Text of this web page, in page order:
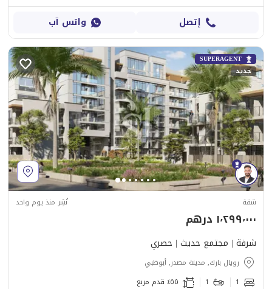
إتصل واتس آب
SUPERAGENT
جديد
شقة نُشِر منذ يوم واحد
١٬٢٩٩٬٠٠٠ درهم
شرفة | مجتمع حديث | حصري
رويال بارك, مدينة مصدر, أبوظبي
1
1 ٤٥٥ قدم مربع